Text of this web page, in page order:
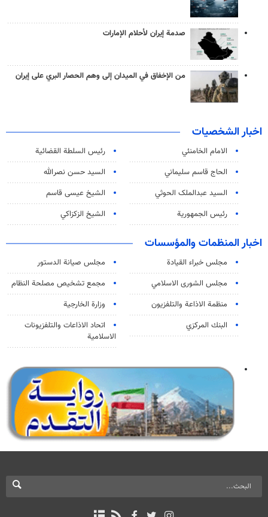
صدمة إيران لأحلام الإمارات
من الإخفاق في الميدان إلى وهم الحصار البري على إيران
اخبار الشخصيات
الامام الخامنئي
رئیس السلطة القضائیة
الحاج قاسم سليماني
السيد حسن نصرالله
السید عبدالملک الحوثي
الشيخ عيسى قاسم
رئيس الجمهورية
الشيخ الزكزاكي
اخبار المنظمات والمؤسسات
مجلس خبراء القيادة
مجلس صيانة الدستور
مجلس الشورى الاسلامي
مجمع تشخيص مصلحة النظام
منظمة الاذاعة والتلفزیون
وزارة الخارجية
البنك المركزي
اتحاد الاذاعات والتلفزيونات
الاسلامية